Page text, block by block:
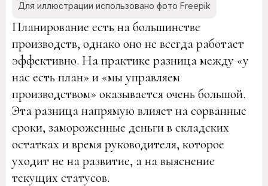
Для иллюстрации использовано фото Freepik
Планирование есть на большинстве
производств, однако оно не всегда работает
эффективно. На практике разница между «у
нас есть план» и «мы управляем
производством» оказывается очень большой.
Эта разница напрямую влияет на сорванные
сроки, замороженные деньги в складских
остатках и время руководителя, которое
уходит не на развитие, а на выяснение
текущих статусов.